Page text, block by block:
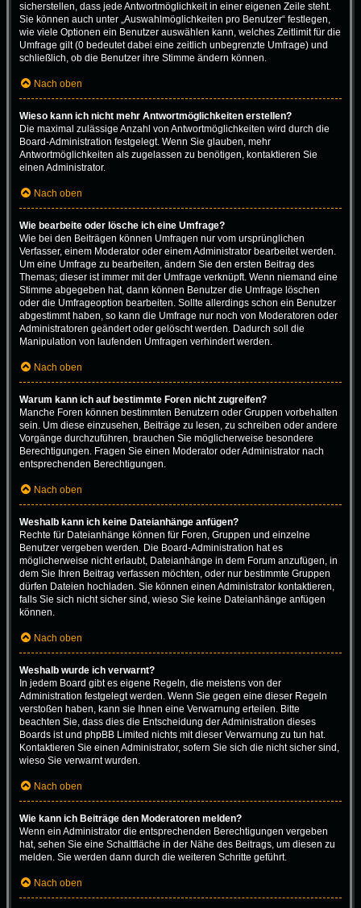
sicherstellen, dass jede Antwortmöglichkeit in einer eigenen Zeile steht.
Sie können auch unter „Auswahlmöglichkeiten pro Benutzer“ festlegen,
wie viele Optionen ein Benutzer auswählen kann, welches Zeitlimit für die
Umfrage gilt (0 bedeutet dabei eine zeitlich unbegrenzte Umfrage) und
schließlich, ob die Benutzer ihre Stimme ändern können.
Nach oben
Wieso kann ich nicht mehr Antwortmöglichkeiten erstellen?
Die maximal zulässige Anzahl von Antwortmöglichkeiten wird durch die
Board-Administration festgelegt. Wenn Sie glauben, mehr
Antwortmöglichkeiten als zugelassen zu benötigen, kontaktieren Sie
einen Administrator.
Nach oben
Wie bearbeite oder lösche ich eine Umfrage?
Wie bei den Beiträgen können Umfragen nur vom ursprünglichen
Verfasser, einem Moderator oder einem Administrator bearbeitet werden.
Um eine Umfrage zu bearbeiten, ändern Sie den ersten Beitrag des
Themas; dieser ist immer mit der Umfrage verknüpft. Wenn niemand eine
Stimme abgegeben hat, dann können Benutzer die Umfrage löschen
oder die Umfrageoption bearbeiten. Sollte allerdings schon ein Benutzer
abgestimmt haben, so kann die Umfrage nur noch von Moderatoren oder
Administratoren geändert oder gelöscht werden. Dadurch soll die
Manipulation von laufenden Umfragen verhindert werden.
Nach oben
Warum kann ich auf bestimmte Foren nicht zugreifen?
Manche Foren können bestimmten Benutzern oder Gruppen vorbehalten
sein. Um diese einzusehen, Beiträge zu lesen, zu schreiben oder andere
Vorgänge durchzuführen, brauchen Sie möglicherweise besondere
Berechtigungen. Fragen Sie einen Moderator oder Administrator nach
entsprechenden Berechtigungen.
Nach oben
Weshalb kann ich keine Dateianhänge anfügen?
Rechte für Dateianhänge können für Foren, Gruppen und einzelne
Benutzer vergeben werden. Die Board-Administration hat es
möglicherweise nicht erlaubt, Dateianhänge in dem Forum anzufügen, in
dem Sie Ihren Beitrag verfassen möchten, oder nur bestimmte Gruppen
dürfen Dateien hochladen. Sie können einen Administrator kontaktieren,
falls Sie sich nicht sicher sind, wieso Sie keine Dateianhänge anfügen
können.
Nach oben
Weshalb wurde ich verwarnt?
In jedem Board gibt es eigene Regeln, die meistens von der
Administration festgelegt werden. Wenn Sie gegen eine dieser Regeln
verstoßen haben, kann sie Ihnen eine Verwarnung erteilen. Bitte
beachten Sie, dass dies die Entscheidung der Administration dieses
Boards ist und phpBB Limited nichts mit dieser Verwarnung zu tun hat.
Kontaktieren Sie einen Administrator, sofern Sie sich die nicht sicher sind,
wieso Sie verwarnt wurden.
Nach oben
Wie kann ich Beiträge den Moderatoren melden?
Wenn ein Administrator die entsprechenden Berechtigungen vergeben
hat, sehen Sie eine Schaltfläche in der Nähe des Beitrags, um diesen zu
melden. Sie werden dann durch die weiteren Schritte geführt.
Nach oben